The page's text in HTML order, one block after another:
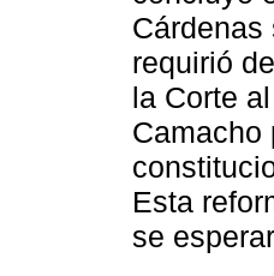
Cárdenas
requirió
la Corte
Camacho
Esta
se